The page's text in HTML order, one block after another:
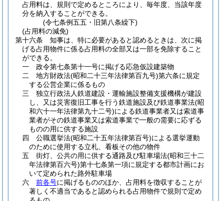
占用料は、規則で定めるところにより、毎年度、当該年度
分を納入することができる。
(令七条例五五・旧第八条繰下)
(占用料の減免)
第十六条
知事は、特に必要があると認めるときは、次に掲
げる占用物件に係る占用料の全部又は一部を免除すること
ができる。
一
政令第七条第十一号に掲げる応急仮設建築物
二
地方財政法(昭和二十三年法律第百九号)第六条に規定
する公営企業に係るもの
三
独立行政法人鉄道建設・運輸施設整備支援機構が建設
し、又は災害復旧工事を行う鉄道施設及び鉄道事業法(昭
和六十一年法律第九十二号)による鉄道事業者又は索道事
業者がその鉄道事業又は索道事業で一般の需要に応ずる
ものの用に供する施設
四
公職選挙法(昭和二十五年法律第百号)による選挙運動
のために使用する立札、看板その他の物件
五
街灯、公共の用に供する通路及び駐車場法(昭和三十二
年法律第百六号)第十七条第一項に規定する都市計画にお
いて定められた路外駐車場
六
前各号に掲げるもののほか、占用料を徴収することが
著しく不適当であると認められる占用物件で規則で定め